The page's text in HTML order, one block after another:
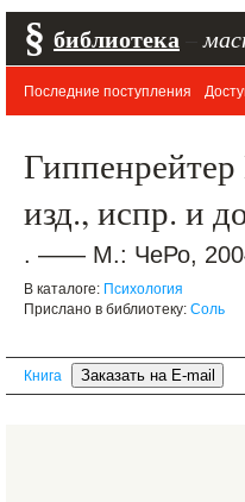
§ библиотека
Последние поступления
изд., испр. и
. —— М.: ЧеРо,
В каталоге: Психология
Прислано в библиотеку: Соль
Книга